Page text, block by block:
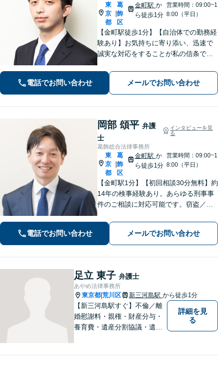
東
京
都
葛
飾
区
金町駅 か
ら徒歩1分
営業時間：09:00~1
8:00（平日）
【金町駅徒歩1分】【自治体での勤務経
験あり】お気持ちに寄り添い、迅速で
誠実な対応をすることが私の信条で
し、最高のリーガルサービスをご提供
します。お気軽にご相談ください【初
回面談30分無料】【平日夜間対応可】
電話でお問い合わせ メールでお問い合わせ
岡部 頌平 弁護
士
インタビューを見
る
葛飾総合法律事務所
東
京
都
葛
飾
区
金町駅 か
ら徒歩1分
営業時間：09:00~1
8:00（平日）
【金町駅1分】【初回相談30分無料】約
14年の検事経験あり。あらゆる刑事事
件のご相談に対応可能です。窃盗／詐
事件は早急にご相談ください。【相続
事件もお任せください】遺産分割協
議・調停／遺留分／遺言書作成など幅
広く対応
電話でお問い合わせ メールでお問い合わせ
足立 東子 弁護士
あやめ法律事務所
東京都 荒川区 新三河島駅 から徒歩1分
【新三河島駅すぐ】不倫／離
婚慰謝料・親権・財産分与・
養育費・遺産分割協議・遺言
詳細を見
る